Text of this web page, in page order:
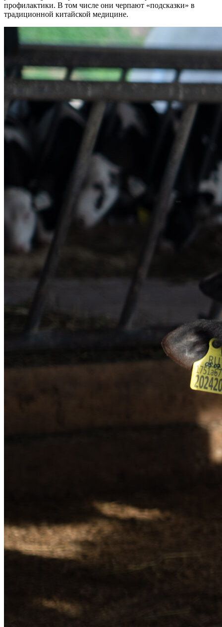
профилактики. В том числе они черпают «подсказки» в
традиционной китайской медицине.